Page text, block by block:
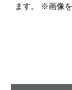
ます。 ※画像